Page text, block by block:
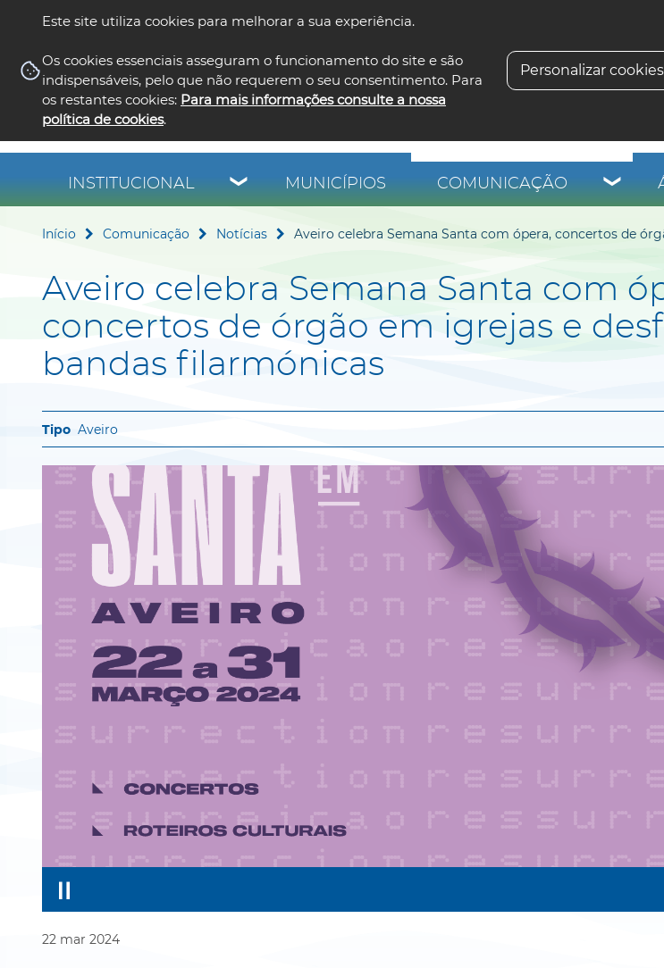
Este site utiliza cookies para melhorar a sua experiência.
Os cookies essenciais asseguram o funcionamento do site e são
indispensáveis, pelo que não requerem o seu consentimento. Para
os restantes cookies: Para mais informações consulte a nossa
política de cookies.
Personalizar cookies
INSTITUCIONAL MUNICÍPIOS COMUNICAÇÃO
Início Comunicação Notícias Aveiro celebra Semana Santa com ópera, concertos de
Aveiro celebra Semana Santa com
concertos de órgão em igrejas e
bandas filarmónicas
Aveiro
22 mar 2024